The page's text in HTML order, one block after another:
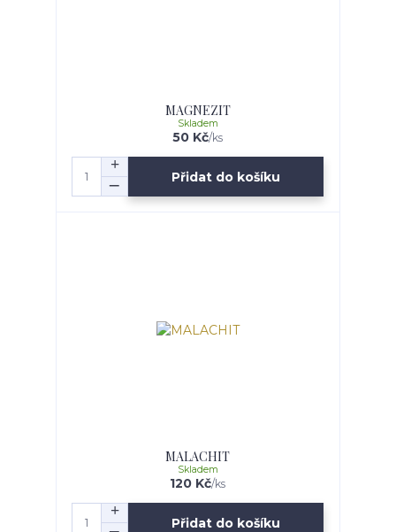
MAGNEZIT
50 Kč/ks
Skladem
Přidat do košíku
MALACHIT
120 Kč/ks
Skladem
Přidat do košíku